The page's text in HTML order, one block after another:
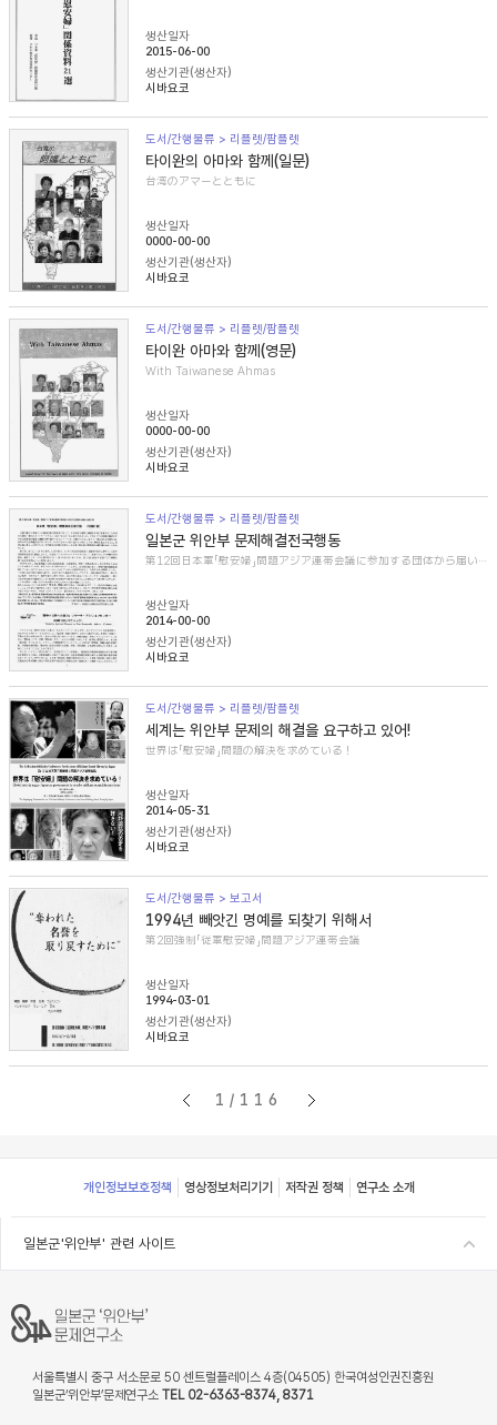
생산일자
2015-06-00
생산기관(생산자)
시바요코
도서/간행물류 > 리플렛/팜플렛
타이완의 아마와 함께(일문)
台湾のアマーとともに
생산일자
0000-00-00
생산기관(생산자)
시바요코
도서/간행물류 > 리플렛/팜플렛
타이완 아마와 함께(영문)
With Taiwanese Ahmas
생산일자
0000-00-00
생산기관(생산자)
시바요코
도서/간행물류 > 리플렛/팜플렛
일본군 위안부 문제해결전국행동
第12回日本軍「慰安婦」問題アジア連帯会議に参加する団体から届いた紹介文
생산일자
2014-00-00
생산기관(생산자)
시바요코
도서/간행물류 > 리플렛/팜플렛
세계는 위안부 문제의 해결을 요구하고 있어!
世界は「慰安婦」問題の解決を求めている！
생산일자
2014-05-31
생산기관(생산자)
시바요코
도서/간행물류 > 보고서
1994년 빼앗긴 명예를 되찾기 위해서
第2回強制「従軍慰安婦」問題アジア連帯会議
생산일자
1994-03-01
생산기관(생산자)
시바요코
1/116
Footer
개인정보보호정책 영상정보처리기기 저작권 정책 연구소 소개
일본군'위안부' 관련 사이트
서울특별시 중구 서소문로 50 센트럴플레이스 4층(04505) 한국여성인권진흥원
일본군‘위안부’문제연구소 TEL 02-6363-8374, 8371